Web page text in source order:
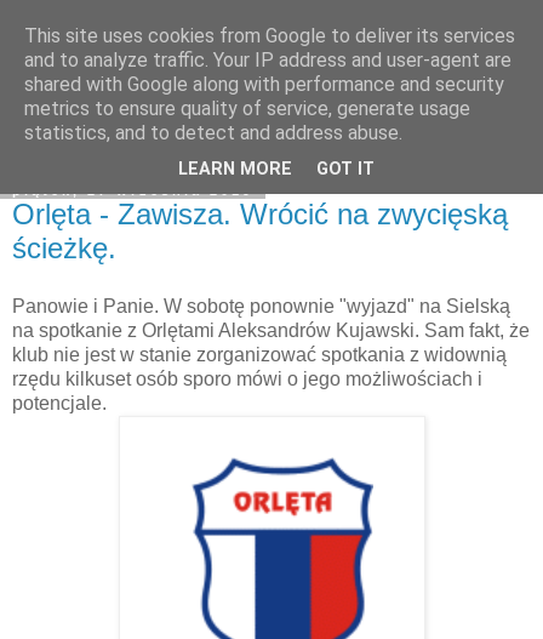
Zawisza1946.pl
Orlęta - Zawisza. Wrócić na zwycięską
ścieżkę.
Panowie i Panie. W sobotę ponownie "wyjazd" na Sielską
na spotkanie z Orlętami Aleksandrów Kujawski. Sam fakt, że
klub nie jest w stanie zorganizować spotkania z widownią
rzędu kilkuset osób sporo mówi o jego możliwościach i
potencjale.
This site uses cookies from Google to deliver its services
and to analyze traffic. Your IP address and user-agent are
shared with Google along with performance and security
metrics to ensure quality of service, generate usage
statistics, and to detect and address abuse.
LEARN MORE GOT IT